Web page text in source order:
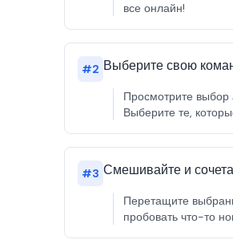
все онлайн!
#2 Выберите свою
Просмотрите выбор
Выберите те,
#3 Смешивайте и
Перетащите
пробовать что-то